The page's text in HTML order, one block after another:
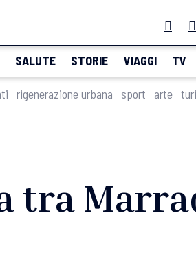
SALUTE STORIE VIAGGI TV
rigenerazione urbana sport arte
tra